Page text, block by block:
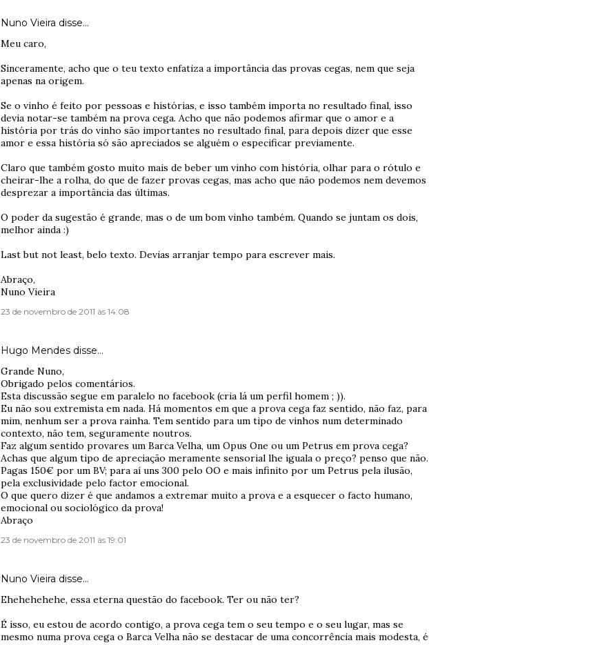
Nuno Vieira disse…
Meu caro,
Sinceramente, acho que o teu texto enfatiza a importância das provas cegas, nem que seja
apenas na origem.
Se o vinho é feito por pessoas e histórias, e isso também importa no resultado final, isso
devia notar-se também na prova cega. Acho que não podemos afirmar que o amor e a
história por trás do vinho são importantes no resultado final, para depois dizer que esse
amor e essa história só são apreciados se alguém o especificar previamente.
Claro que também gosto muito mais de beber um vinho com história, olhar para o rótulo e
cheirar-lhe a rolha, do que de fazer provas cegas, mas acho que não podemos nem devemos
desprezar a importância das últimas.
O poder da sugestão é grande, mas o de um bom vinho também. Quando se juntam os dois,
melhor ainda :)
Last but not least, belo texto. Devias arranjar tempo para escrever mais.
Abraço,
Nuno Vieira
23 de novembro de 2011 às 14:08
Hugo Mendes disse…
Grande Nuno,
Obrigado pelos comentários.
Esta discussão segue em paralelo no facebook (cria lá um perfil homem ; )).
Eu não sou extremista em nada. Há momentos em que a prova cega faz sentido, não faz, para
mim, nenhum ser a prova rainha. Tem sentido para um tipo de vinhos num determinado
contexto, não tem, seguramente noutros.
Faz algum sentido provares um Barca Velha, um Opus One ou um Petrus em prova cega?
Achas que algum tipo de apreciação meramente sensorial lhe iguala o preço? penso que não.
Pagas 150€ por um BV; para aí uns 300 pelo OO e mais infinito por um Petrus pela ilusão,
pela exclusividade pelo factor emocional.
O que quero dizer é que andamos a extremar muito a prova e a esquecer o facto humano,
emocional ou sociológico da prova!
Abraço
23 de novembro de 2011 às 19:01
Nuno Vieira disse…
Ehehehehehe, essa eterna questão do facebook. Ter ou não ter?
É isso, eu estou de acordo contigo, a prova cega tem o seu tempo e o seu lugar, mas se
mesmo numa prova cega o Barca Velha não se destacar de uma concorrência mais modesta, é